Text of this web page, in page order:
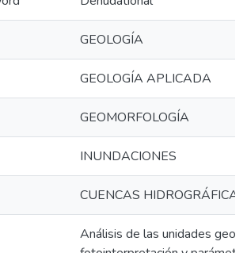
GEOLOGÍA
GEOLOGÍA APLICADA
GEOMORFOLOGÍA
INUNDACIONES
CUENCAS HIDROGRÁFICAS
Análisis de las unidades